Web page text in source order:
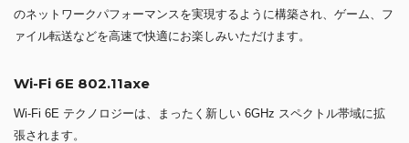
のネットワークパフォーマンスを実現するように構築され、ゲーム、フ
ァイル転送などを高速で快適にお楽しみいただけます。
Wi-Fi 6E 802.11axe
Wi-Fi 6E テクノロジーは、まったく新しい 6GHz スペクトル帯域に拡
張されます。